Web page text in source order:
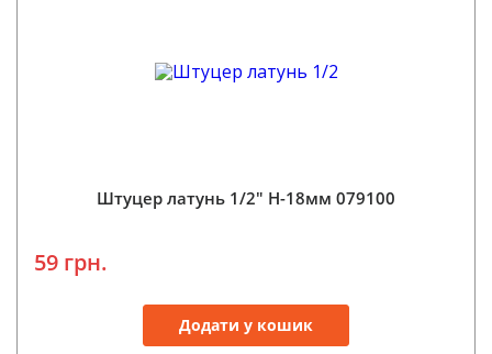
Штуцер латунь 1/2" Н-18мм 079100
59 грн.
Додати у кошик